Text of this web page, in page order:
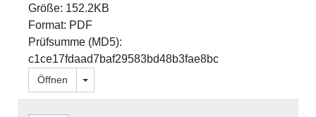
Größe: 152.2KB
Format: PDF
Prüfsumme (MD5):
c1ce17fdaad7baf29583bd48b3fae8bc
Öffnen Dropdown öffnen